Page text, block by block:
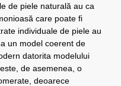
de piele naturală au ca
care poate fi
individuale de piele au
un model coerent de
datorita modelului
de asemenea, o
deoarece